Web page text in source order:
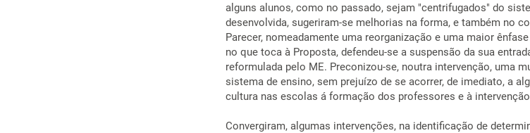
alguns alunos, como no passado, sejam "centrifugados" do
desenvolvida, sugeriram-se melhorias na forma, e também no
Parecer, nomeadamente uma reorganização e uma maior
no que toca à Proposta, defendeu-se a suspensão da sua
reformulada pelo ME. Preconizou-se, noutra intervenção, uma
sistema de ensino, sem prejuízo de se acorrer, de imediato, a
cultura nas escolas á formação dos professores e à
Convergiram, algumas intervenções, na identificação de